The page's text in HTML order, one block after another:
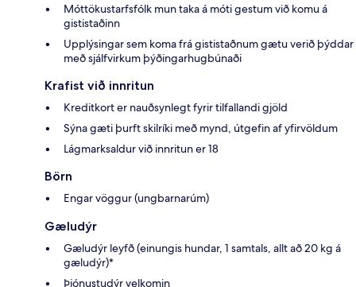
Móttökustarfsfólk mun taka á móti gestum við komu á
gististaðinn
Upplýsingar sem koma frá gististaðnum gætu verið þýddar
með sjálfvirkum þýðingarhugbúnaði
Krafist við innritun
Kreditkort er nauðsynlegt fyrir tilfallandi gjöld
Sýna gæti þurft skilríki með mynd, útgefin af yfirvöldum
Lágmarksaldur við innritun er 18
Börn
Engar vöggur (ungbarnarúm)
Gæludýr
Gæludýr leyfð (einungis hundar, 1 samtals, allt að 20 kg á
gæludýr)*
Þjónustudýr velkomin